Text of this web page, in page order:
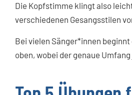
Die Kopfstimme klingt also
verschiedenen Gesangsstilen
Bei vielen Sänger*innen
oben, wobei der genaue